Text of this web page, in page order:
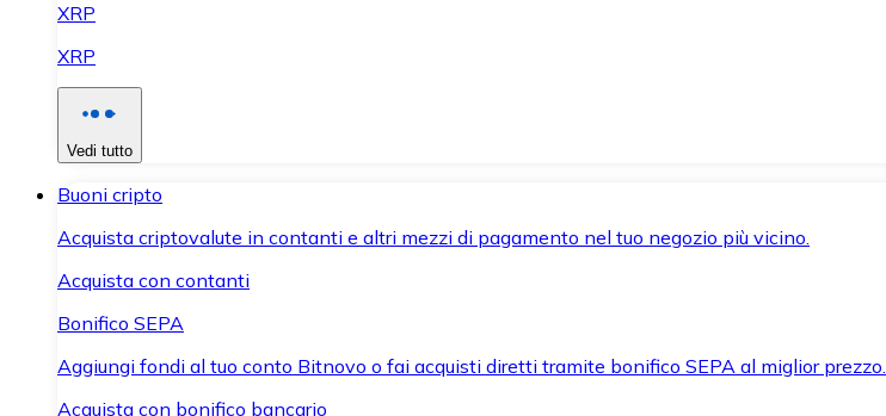
XRP
XRP
Vedi tutto
Buoni cripto
Acquista criptovalute in contanti e altri mezzi di pagamento nel tuo negozio più vicino.
Acquista con contanti
Bonifico SEPA
Aggiungi fondi al tuo conto Bitnovo o fai acquisti diretti tramite bonifico SEPA al miglior prezzo.
Acquista con bonifico bancario